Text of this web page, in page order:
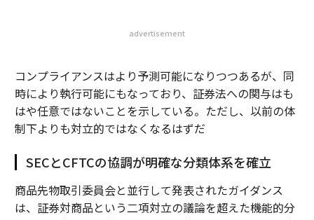
advertisement
コンプライアンスはより予測可能になりつつあるが、同
時により執行可能にもなっており、証券法への関与はも
はや任意ではないことを示している。ただし、以前の体
制下よりも対立的ではなくなるはずだ
SECとCFTCの協調が明確な分類体系を確立
商品先物取引委員会と並行して発表されたガイダンス
は、証券対商品という二項対立の議論を超えた機能的分